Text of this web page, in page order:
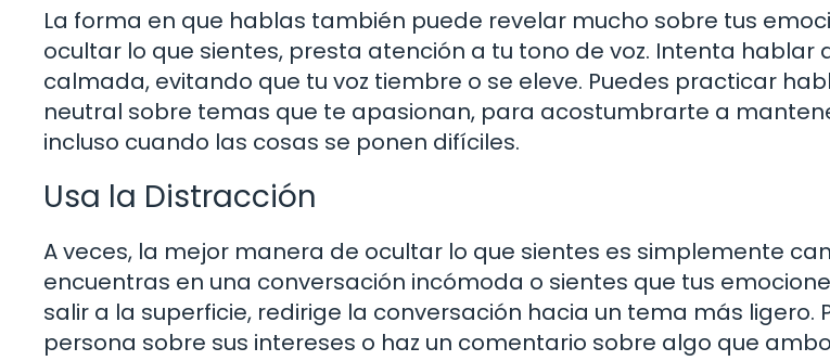
La forma en que hablas también puede revelar mucho sobre tus
ocultar lo que sientes, presta atención a tu tono de voz. Intenta hablar
calmada, evitando que tu voz tiembre o se eleve. Puedes practicar
neutral sobre temas que te apasionan, para acostumbrarte a
incluso cuando las cosas se ponen difíciles.
Usa la Distracción
A veces, la mejor manera de ocultar lo que sientes es simplemente
encuentras en una conversación incómoda o sientes que tus
salir a la superficie, redirige la conversación hacia un tema más ligero.
persona sobre sus intereses o haz un comentario sobre algo que